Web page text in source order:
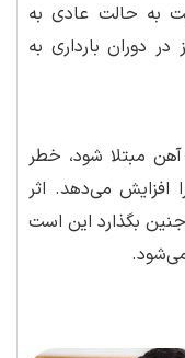
به حالت عادی به
دوران بارداری به
آهن مبتلا شود، خطر
افزایش می‌دهد. اثر
بگذارد این است